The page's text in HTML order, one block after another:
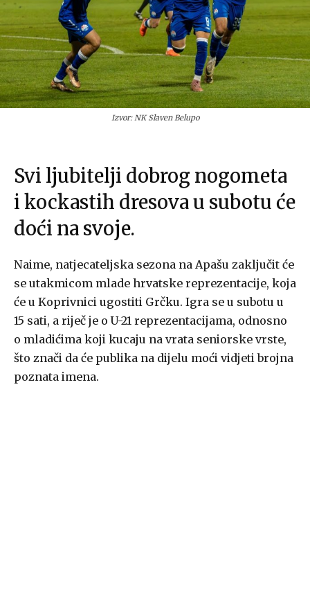
Izvor: NK Slaven Belupo
Svi ljubitelji dobrog nogometa
i kockastih dresova u subotu će
doći na svoje.
Naime, natjecateljska sezona na Apašu zaključit će
se utakmicom mlade hrvatske reprezentacije, koja
će u Koprivnici ugostiti Grčku. Igra se u subotu u
15 sati, a riječ je o U-21 reprezentacijama, odnosno
o mladićima koji kucaju na vrata seniorske vrste,
što znači da će publika na dijelu moći vidjeti brojna
poznata imena.